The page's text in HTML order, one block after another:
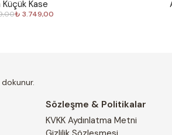
seçim olacaktır.
Kase
₺ 3.749,00
Sözleşme & Politikalar
KVKK Aydınlatma Metni